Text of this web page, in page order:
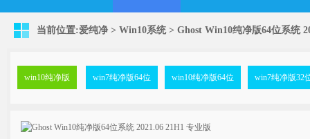
当前位置:爱纯净 > Win10系统> Ghost Win10纯净版64位系统
win10纯净版 win7纯净版64位 win10纯净版64位 win7纯净版32